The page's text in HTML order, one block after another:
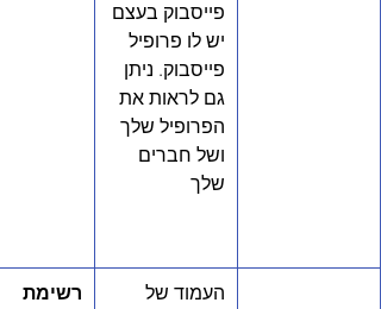
פייסבוק בעצם
יש לו פרופיל
פייסבוק. ניתן
גם לראות את
הפרופיל שלך
ושל חברים
שלך
העמוד של
רשימת